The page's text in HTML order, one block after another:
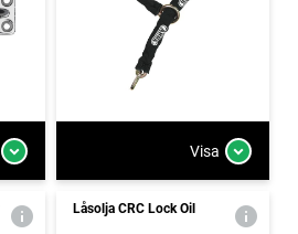
Visa
Låsolja CRC Lock Oil